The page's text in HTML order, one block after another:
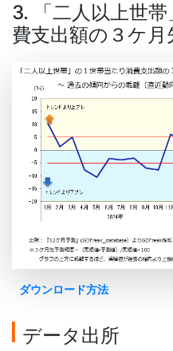
3. 「二人以上世
費支出額の３ケ
ダウンロード方法
データ出所